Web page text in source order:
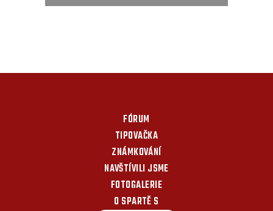
FÓRUM
TIPOVAČKA
ZNÁMKOVÁNÍ
NAVŠTÍVILI JSME
FOTOGALERIE
O SPARTĚ S